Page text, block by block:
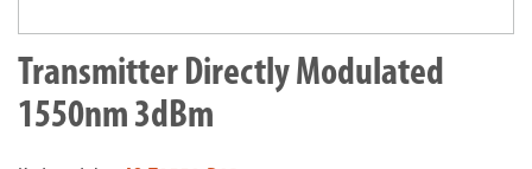
Transmitter Directly Modulated
1550nm 3dBm